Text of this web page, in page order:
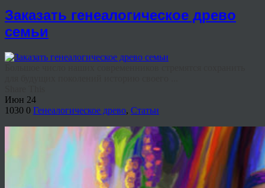
Заказать генеалогическое древо
семьи
Июн 24
1030 0 Генеалогическое древо, Статьи